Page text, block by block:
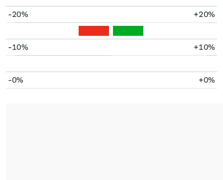
-20% +20%
-10% +10%
-0% +0%